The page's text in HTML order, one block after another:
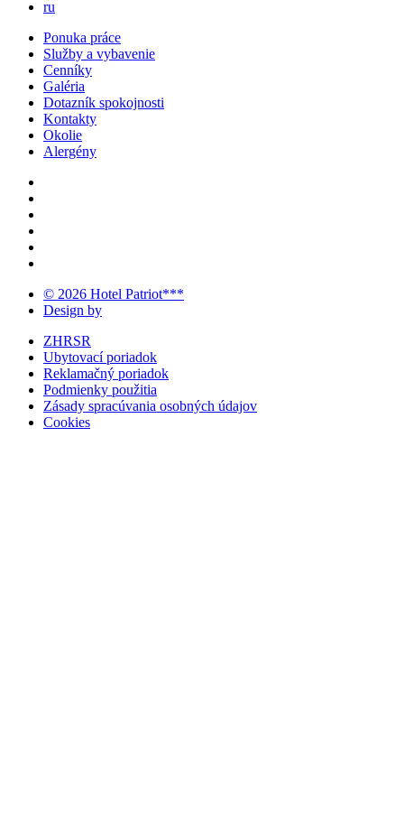
ru
Ponuka práce
Služby a vybavenie
Cenníky
Galéria
Dotazník spokojnosti
Kontakty
Okolie
Alergény
© 2026 Hotel Patriot***
Design by
ZHRSR
Ubytovací poriadok
Reklamačný poriadok
Podmienky použitia
Zásady spracúvania osobných údajov
Cookies